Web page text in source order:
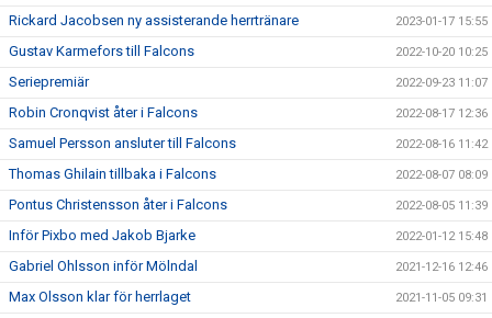
Rickard Jacobsen ny assisterande herrtränare 2023-01-17 15:55
Gustav Karmefors till Falcons 2022-10-20 10:25
Seriepremiär 2022-09-23 11:07
Robin Cronqvist åter i Falcons 2022-08-17 12:36
Samuel Persson ansluter till Falcons 2022-08-16 11:42
Thomas Ghilain tillbaka i Falcons 2022-08-07 08:09
Pontus Christensson åter i Falcons 2022-08-05 11:39
Inför Pixbo med Jakob Bjarke 2022-01-12 15:48
Gabriel Ohlsson inför Mölndal 2021-12-16 12:46
Max Olsson klar för herrlaget 2021-11-05 09:31